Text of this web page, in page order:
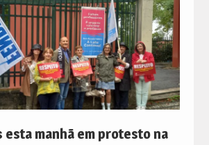
manhã em protesto na